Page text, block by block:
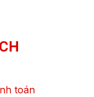
toán